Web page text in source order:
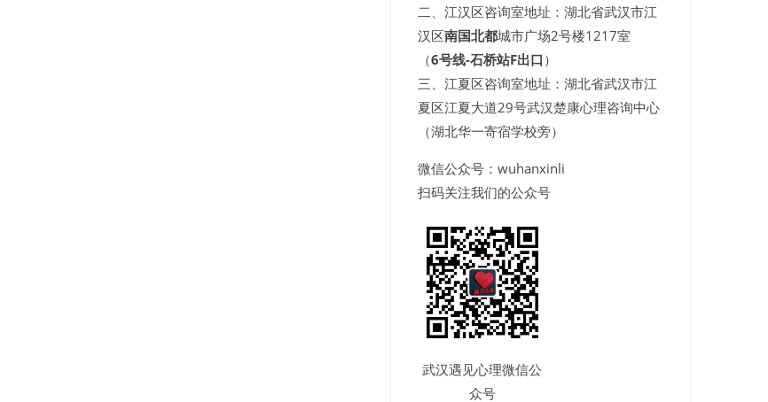
二、江汉区咨询室地址：湖北省武汉市江
汉区南国北都城市广场2号楼1217室
（6号线-石桥站F出口 ）
三、江夏区咨询室地址：湖北省武汉市江
夏区江夏大道29号武汉楚康心理咨询中心
（湖北华一寄宿学校旁）
微信公众号：wuhanxinli
扫码关注我们的公众号
武汉遇见心理微信公
众号